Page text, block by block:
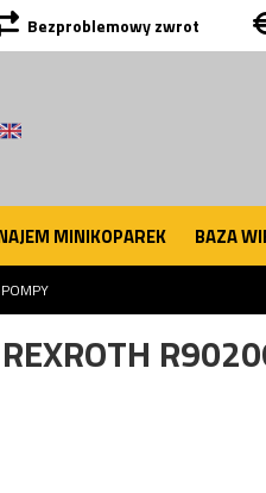
Bezproblemowy zwrot
MINIKOPAREK BAZA